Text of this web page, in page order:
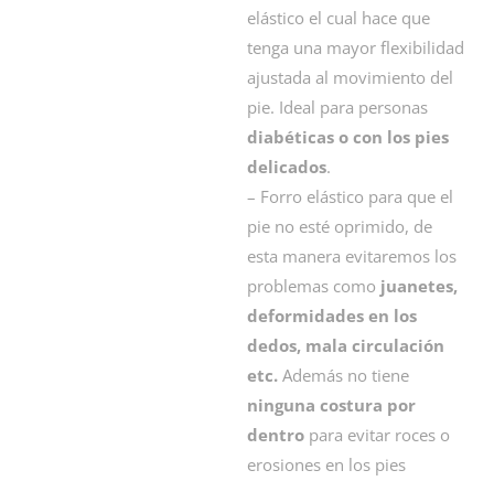
elástico el cual hace que
tenga una mayor flexibilidad
ajustada al movimiento del
pie. Ideal para personas
diabéticas o con los pies
delicados.
– Forro elástico para que el
pie no esté oprimido, de
esta manera evitaremos los
problemas como juanetes,
deformidades en los
dedos, mala circulación
etc. Además no tiene
ninguna costura por
dentro para evitar roces o
erosiones en los pies